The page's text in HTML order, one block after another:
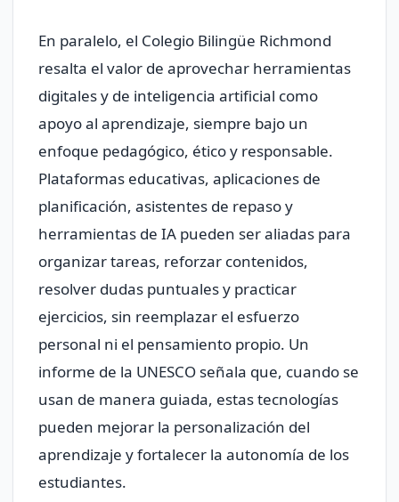
En paralelo, el Colegio Bilingüe Richmond
resalta el valor de aprovechar herramientas
digitales y de inteligencia artificial como
apoyo al aprendizaje, siempre bajo un
enfoque pedagógico, ético y responsable.
Plataformas educativas, aplicaciones de
planificación, asistentes de repaso y
herramientas de IA pueden ser aliadas para
organizar tareas, reforzar contenidos,
resolver dudas puntuales y practicar
ejercicios, sin reemplazar el esfuerzo
personal ni el pensamiento propio. Un
informe de la UNESCO señala que, cuando se
usan de manera guiada, estas tecnologías
pueden mejorar la personalización del
aprendizaje y fortalecer la autonomía de los
estudiantes.